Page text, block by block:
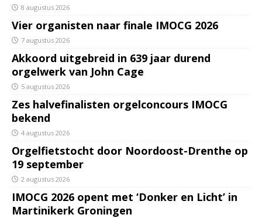
8 augustus 2026
Vier organisten naar finale IMOCG 2026
7 augustus 2026
Akkoord uitgebreid in 639 jaar durend
orgelwerk van John Cage
5 augustus 2026
Zes halvefinalisten orgelconcours IMOCG
bekend
4 augustus 2026
Orgelfietstocht door Noordoost-Drenthe op
19 september
2 augustus 2026
IMOCG 2026 opent met ‘Donker en Licht’ in
Martinikerk Groningen